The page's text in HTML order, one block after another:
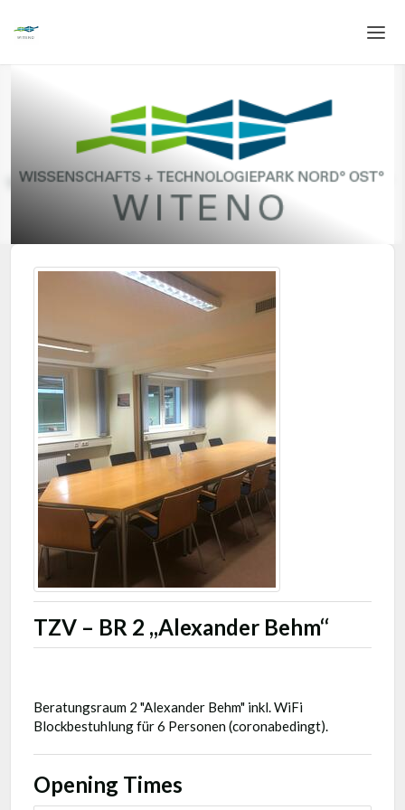
Language
Help & Info
TZV – BR 2 ,,Alexander Behm‘‘
Beratungsraum 2 "Alexander Behm" inkl. WiFi
Blockbestuhlung für 6 Personen (coronabedingt).
Opening Times